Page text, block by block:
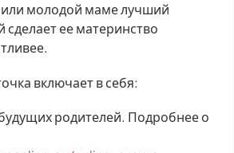
молодой маме лучший
сделает ее материнство
включает в себя:
родителей. Подробнее о